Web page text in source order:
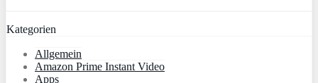
Kategorien
Allgemein
Amazon Prime Instant Video
Apps